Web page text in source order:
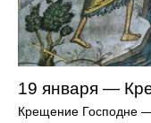
19 января —
Крещение Господне